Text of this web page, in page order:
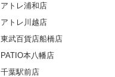
アトレ浦和店
アトレ川越店
東武百貨店船橋店
PATIO本八幡店
千葉駅前店